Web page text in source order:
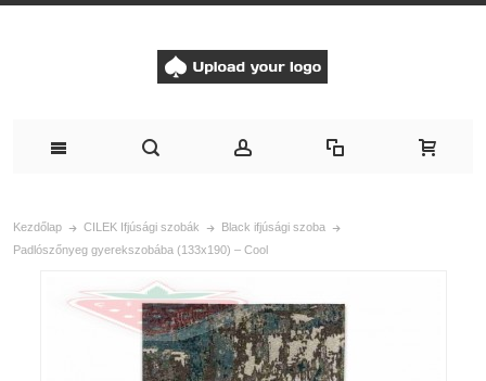
Kezdőlap CILEK Ifjúsági szobák
Black ifjúsági szoba
Padlószőnyeg gyerekszobába (133x190) – Cool